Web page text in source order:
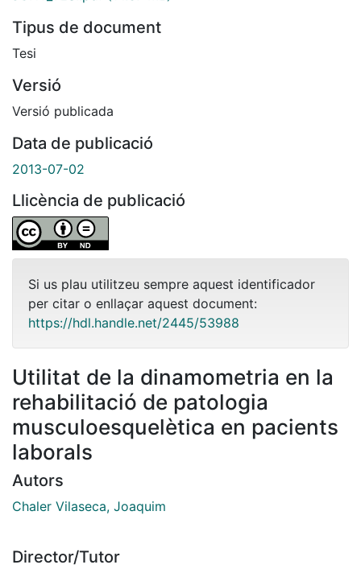
Tipus de document
Tesi
Versió
Versió publicada
Data de publicació
2013-07-02
Llicència de publicació
Si us plau utilitzeu sempre aquest identificador
per citar o enllaçar aquest document:
https://hdl.handle.net/2445/53988
Utilitat de la dinamometria en la
rehabilitació de patologia
musculoesquelètica en pacients
laborals
Autors
Chaler Vilaseca, Joaquim
Director/Tutor